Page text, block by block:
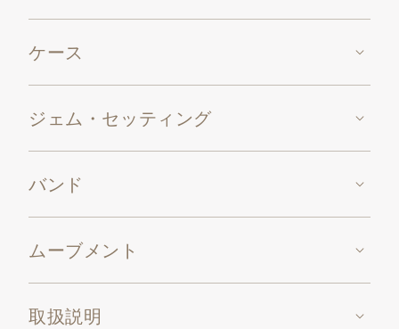
ケース
ジェム・セッティング
バンド
ムーブメント
取扱説明